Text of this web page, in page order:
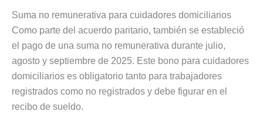
Suma no remunerativa para cuidadores domiciliarios
Como parte del acuerdo paritario, también se estableció
el pago de una suma no remunerativa durante julio,
agosto y septiembre de 2025. Este bono para cuidadores
domiciliarios es obligatorio tanto para trabajadores
registrados como no registrados y debe figurar en el
recibo de sueldo.